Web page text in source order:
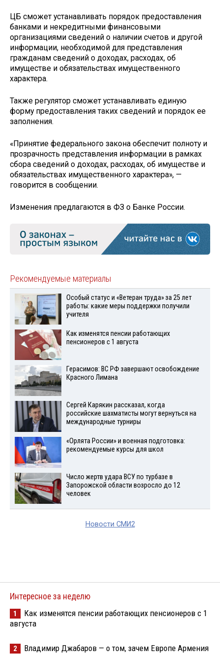
ЦБ сможет устанавливать порядок предоставления
банками и некредитными финансовыми
организациями сведений о наличии счетов и другой
информации, необходимой для представления
гражданам сведений о доходах, расходах, об
имуществе и обязательствах имущественного
характера.
Также регулятор сможет устанавливать единую
форму предоставления таких сведений и порядок ее
заполнения.
«Принятие федерального закона обеспечит полноту и
прозрачность представления информации в рамках
сбора сведений о доходах, расходах, об имуществе и
обязательствах имущественного характера», —
говорится в сообщении.
Изменения предлагаются в ФЗ о Банке России.
Рекомендуемые материалы
Особый статус и «Ветеран труда» за 25 лет
работы: какие меры поддержки получили
учителя
Как изменятся пенсии работающих
пенсионеров с 1 августа
Герасимов: ВС РФ завершают освобождение
Красного Лимана
Сергей Карякин рассказал, когда
российские шахматисты могут вернуться на
международные турниры
«Орлята России» и военная подготовка:
рекомендуемые курсы для школ
Число жертв удара ВСУ по турбазе в
Запорожской области возросло до 12
человек
Новости СМИ2
Интересное за неделю
1
Как изменятся пенсии работающих пенсионеров с 1
августа
2 Владимир Джабаров — о том, зачем Европе Армения